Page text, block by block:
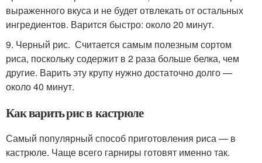
выраженного вкуса и не будет отвлекать от остальных
ингредиентов. Варится быстро: около 20 минут.
9. Черный рис. Считается самым полезным сортом
риса, поскольку содержит в 2 раза больше белка, чем
другие. Варить эту крупу нужно достаточно долго —
около 40 минут.
Как варить рис в кастрюле
Самый популярный способ приготовления риса — в
кастрюле. Чаще всего гарниры готовят именно так.